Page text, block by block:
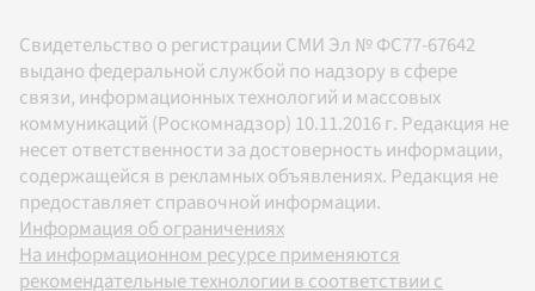
Свидетельство о регистрации СМИ Эл № ФС77-67642
выдано федеральной службой по надзору в сфере
связи, информационных технологий и массовых
коммуникаций (Роскомнадзор) 10.11.2016 г. Редакция не
несет ответственности за достоверность информации,
содержащейся в рекламных объявлениях. Редакция не
предоставляет справочной информации.
Информация об ограничениях
На информационном ресурсе применяются
рекомендательные технологии в соответствии с